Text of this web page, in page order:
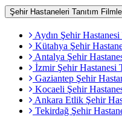
Şehir Hastaneleri Tanıtım
Aydın Şehir Hastanesi
Kütahya Şehir
Antalya Şehir
İzmir Şehir Hastanesi
Gaziantep Şehir
Kocaeli Şehir
Ankara Etlik Şehir
Tekirdağ Şehir